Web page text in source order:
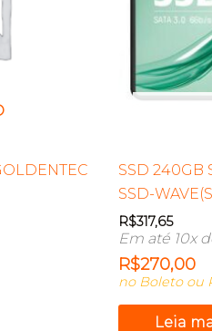
SSD 240GB
SSD-
R$317,65
Em até 10x
R$270,00
no Boleto ou
Leia